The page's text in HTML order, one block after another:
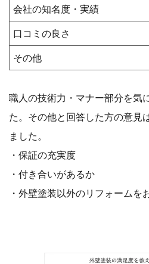
会社の知名度・実績
口コミの良さ
その他
職人の技術力・マナー部分を気
た。その他と回答した方の意見
ました。
・保証の充実度
・付き合いがあるか
・外壁塗装以外のリフォームを